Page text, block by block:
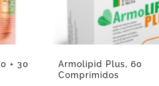
+ 30
Armolipid Plus, 60
Comprimidos